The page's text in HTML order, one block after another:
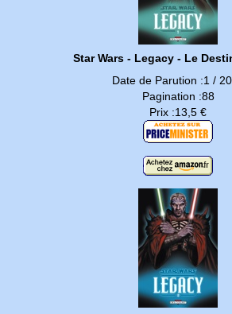
Star Wars - Legacy - Le
Date de Parution :1 /
Pagination :88
Prix :13,5 €